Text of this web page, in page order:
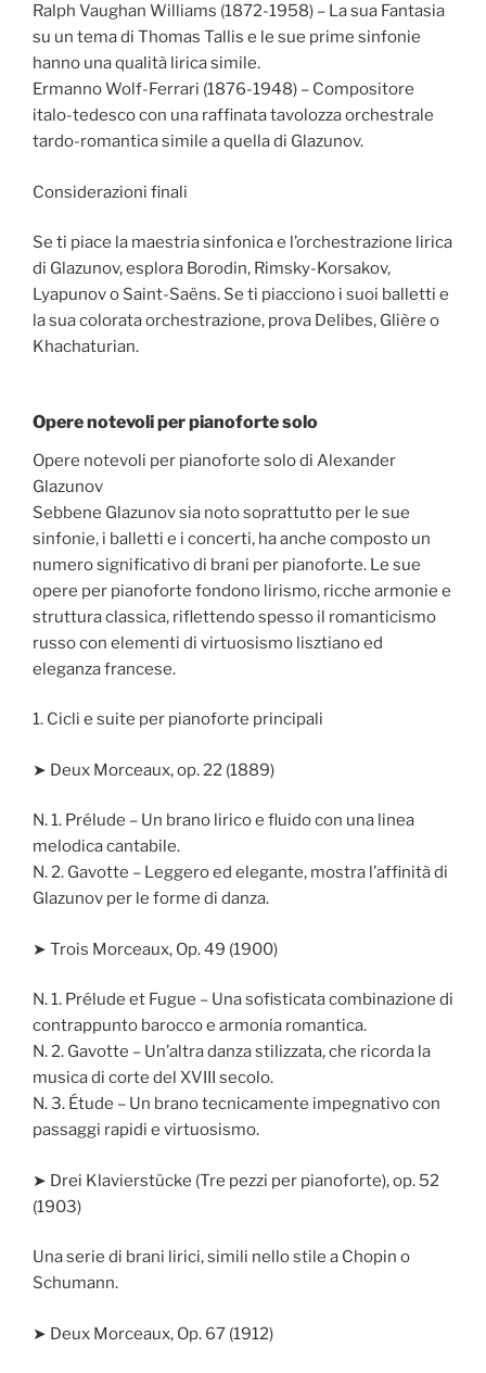
Ralph Vaughan Williams (1872-1958) – La sua Fantasia
su un tema di Thomas Tallis e le sue prime sinfonie
hanno una qualità lirica simile.
Ermanno Wolf-Ferrari (1876-1948) – Compositore
italo-tedesco con una raffinata tavolozza orchestrale
tardo-romantica simile a quella di Glazunov.
Considerazioni finali
Se ti piace la maestria sinfonica e l’orchestrazione lirica
di Glazunov, esplora Borodin, Rimsky-Korsakov,
Lyapunov o Saint-Saëns. Se ti piacciono i suoi balletti e
la sua colorata orchestrazione, prova Delibes, Glière o
Khachaturian.
Opere notevoli per pianoforte solo
Opere notevoli per pianoforte solo di Alexander
Glazunov
Sebbene Glazunov sia noto soprattutto per le sue
sinfonie, i balletti e i concerti, ha anche composto un
numero significativo di brani per pianoforte. Le sue
opere per pianoforte fondono lirismo, ricche armonie e
struttura classica, riflettendo spesso il romanticismo
russo con elementi di virtuosismo lisztiano ed
eleganza francese.
1. Cicli e suite per pianoforte principali
➤ Deux Morceaux, op. 22 (1889)
N. 1. Prélude – Un brano lirico e fluido con una linea
melodica cantabile.
N. 2. Gavotte – Leggero ed elegante, mostra l’affinità di
Glazunov per le forme di danza.
➤ Trois Morceaux, Op. 49 (1900)
N. 1. Prélude et Fugue – Una sofisticata combinazione di
contrappunto barocco e armonia romantica.
N. 2. Gavotte – Un’altra danza stilizzata, che ricorda la
musica di corte del XVIII secolo.
N. 3. Étude – Un brano tecnicamente impegnativo con
passaggi rapidi e virtuosismo.
➤ Drei Klavierstücke (Tre pezzi per pianoforte), op. 52
(1903)
Una serie di brani lirici, simili nello stile a Chopin o
Schumann.
➤ Deux Morceaux, Op. 67 (1912)